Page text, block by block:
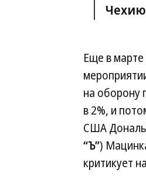
Еще в марте
на оборону
в 2%, и
США
“Ъ”)
критикует